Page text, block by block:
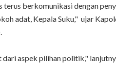
berkomunikasi dengan
adat, Kepala Suku," ujar
aspek pilihan politik,"